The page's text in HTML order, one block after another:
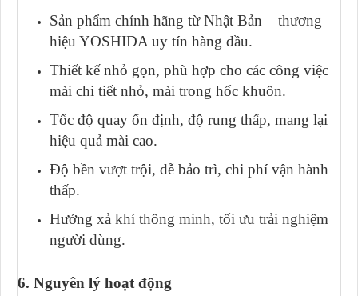
Sản phẩm chính hãng từ Nhật Bản – thương
hiệu YOSHIDA uy tín hàng đầu.
Thiết kế nhỏ gọn, phù hợp cho các công việc
mài chi tiết nhỏ, mài trong hốc khuôn.
Tốc độ quay ổn định, độ rung thấp, mang lại
hiệu quả mài cao.
Độ bền vượt trội, dễ bảo trì, chi phí vận hành
thấp.
Hướng xả khí thông minh, tối ưu trải nghiệm
người dùng.
6. Nguyên lý hoạt động